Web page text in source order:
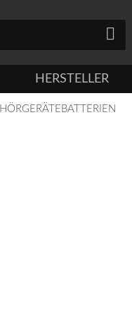
HERSTELLER
HÖRGERÄTEBATTERIEN